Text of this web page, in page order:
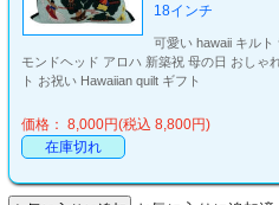
18インチ
可愛い hawaii キル
モンドヘッド アロハ 新築祝 母の日 おしゃ
ト お祝い Hawaiian quilt ギフト
価格： 8,000円(税込 8,800円)
在庫切れ